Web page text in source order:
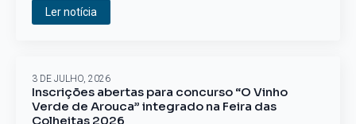
Ler notícia
Inscrições abertas para concurso “O Vinho
Verde de Arouca” integrado na Feira das
Colheitas 2026
3 DE JULHO, 2026